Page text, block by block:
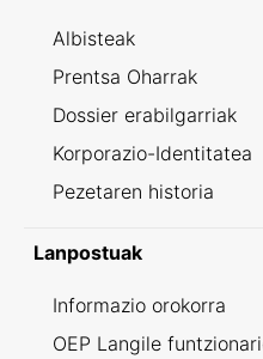
Albisteak
Prentsa Oharrak
Dossier erabilgarriak
Korporazio-Identitatea
Pezetaren historia
Lanpostuak
Informazio orokorra
OEP Langile